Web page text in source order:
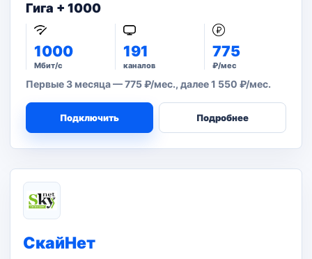
Гига + 1000
1000
Мбит/с
191
каналов
775
₽/мес
Первые 3 месяца — 775 ₽/мес., далее 1 550 ₽/мес.
Подключить Подробнее
СкайНет